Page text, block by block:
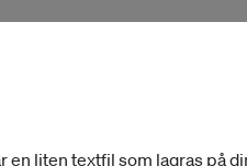
(ICA) har under det
Under besöket i
omgången av
en liten textfil som lagras på